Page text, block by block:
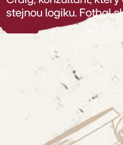
stejnou logiku. Fotbal